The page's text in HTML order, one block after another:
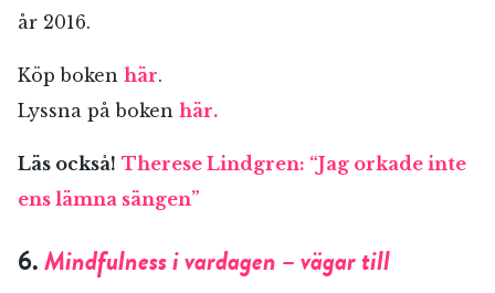
år 2016.
Köp boken här.
Lyssna på boken här.
Läs också! Therese Lindgren: “Jag orkade inte
ens lämna sängen”
6.Mindfulnessi vardagen – vägar till